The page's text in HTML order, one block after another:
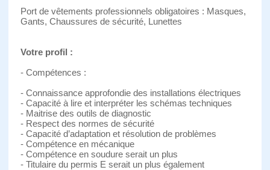
Port de vêtements professionnels obligatoires : Masques,
Gants, Chaussures de sécurité, Lunettes
Votre profil :
- Compétences :
- Connaissance approfondie des installations électriques
- Capacité à lire et interpréter les schémas techniques
- Maitrise des outils de diagnostic
- Respect des normes de sécurité
- Capacité d’adaptation et résolution de problèmes
- Compétence en mécanique
- Compétence en soudure serait un plus
- Titulaire du permis E serait un plus également